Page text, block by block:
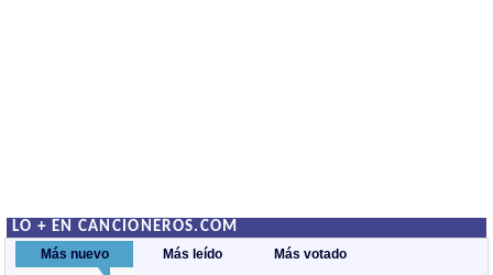
LO + EN CANCIONEROS.COM
Más nuevo Más leído Más votado